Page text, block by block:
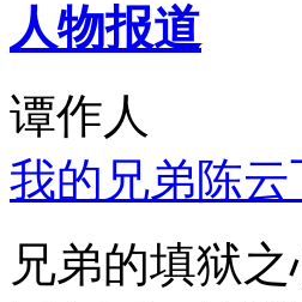
人物报道
谭作人
我的兄弟陈
兄弟的填狱